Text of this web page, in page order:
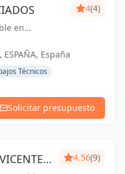
en
4(4)
ESPAÑA, España
Técnicos
Solicitar presupuesto
4.56(9)